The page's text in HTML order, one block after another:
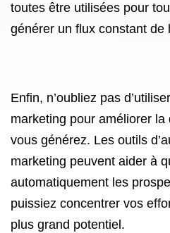
toutes être utilisées pour
générer un flux constant de
Enfin, n’oubliez pas
marketing pour améliorer
vous générez. Les outils
marketing peuvent aider à
automatiquement les
puissiez concentrer vos
plus grand potentiel.